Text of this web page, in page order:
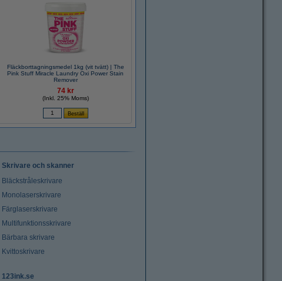
Fläckborttagningsmedel 1kg (vit tvätt) | The
Pink Stuff Miracle Laundry Oxi Power Stain
Remover
74 kr
(Inkl. 25% Moms)
Skrivare och skanner
Bläckstråleskrivare
Monolaserskrivare
Färglaserskrivare
Multifunktionsskrivare
Bärbara skrivare
Kvittoskrivare
123ink.se